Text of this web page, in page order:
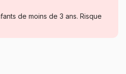
Puzzles - Animaux en BD et
de moins de 3 ans. Risque